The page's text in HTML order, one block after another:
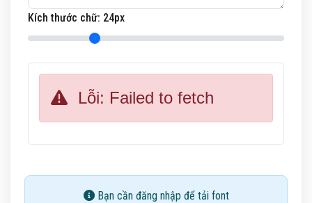
Kích thước chữ: 24px
Lỗi: Failed to fetch
Bạn cần đăng nhập để tải font